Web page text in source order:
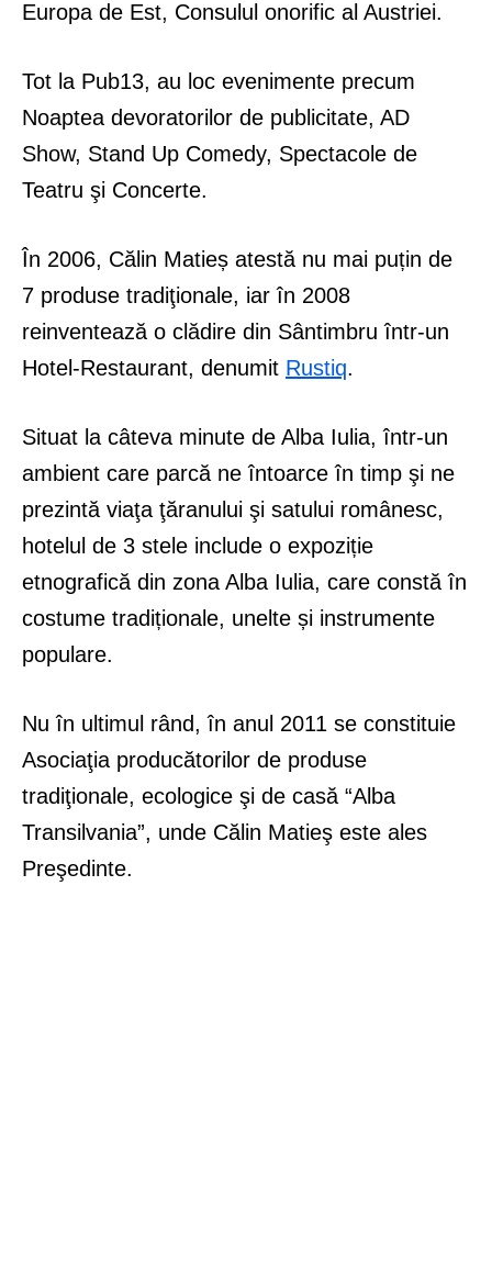
Europa de Est, Consulul onorific al Austriei.
Tot la Pub13, au loc evenimente precum
Noaptea devoratorilor de publicitate, AD
Show, Stand Up Comedy, Spectacole de
Teatru şi Concerte.
În 2006, Călin Matieș atestă nu mai puțin de
7 produse tradiţionale, iar în 2008
reinventează o clădire din Sântimbru într-un
Hotel-Restaurant, denumit Rustiq.
Situat la câteva minute de Alba Iulia, într-un
ambient care parcă ne întoarce în timp şi ne
prezintă viaţa ţăranului şi satului românesc,
hotelul de 3 stele include o expoziție
etnografică din zona Alba Iulia, care constă în
costume tradiționale, unelte și instrumente
populare.
Nu în ultimul rând, în anul 2011 se constituie
Asociaţia producătorilor de produse
tradiţionale, ecologice şi de casă “Alba
Transilvania”, unde Călin Matieş este ales
Preşedinte.